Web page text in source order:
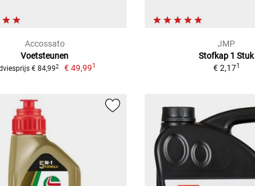
Accossato
Voetsteunen
€ 84,992 € 49,991
JMP
Stofkap 1 Stuk
€ 2,171